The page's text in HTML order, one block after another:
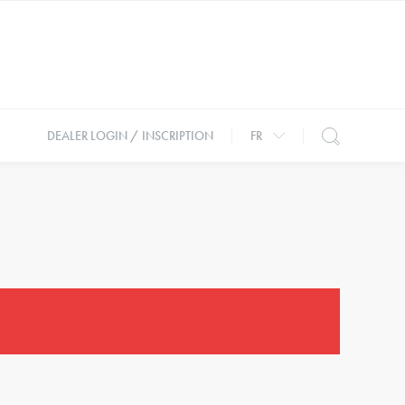
DEALER LOGIN / INSCRIPTION FR